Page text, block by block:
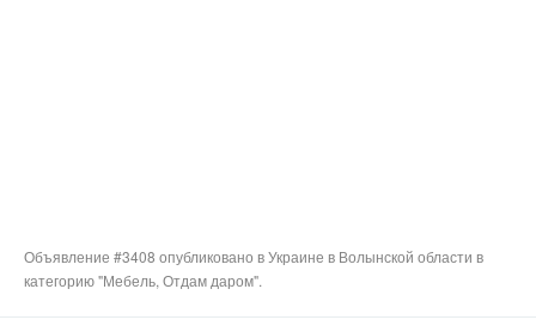
Объявление #3408 опубликовано в Украине в Волынской области в
категорию "Мебель, Отдам даром".